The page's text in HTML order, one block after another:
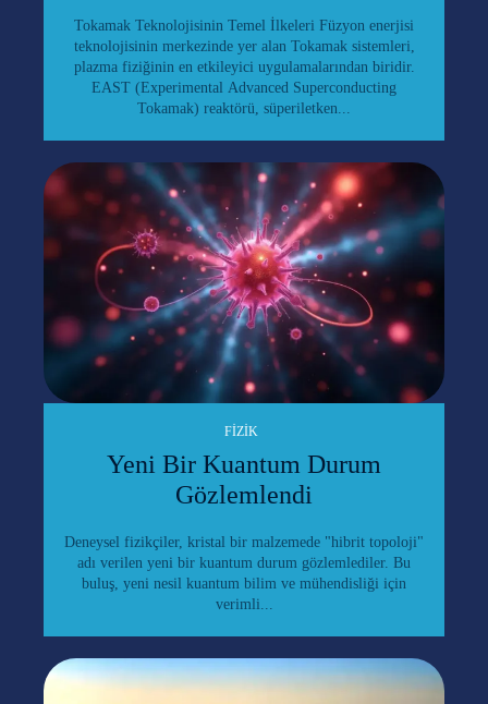
Tokamak Teknolojisinin Temel İlkeleri Füzyon enerjisi
teknolojisinin merkezinde yer alan Tokamak sistemleri,
plazma fiziğinin en etkileyici uygulamalarından biridir.
EAST (Experimental Advanced Superconducting
Tokamak) reaktörü, süperiletken...
FIZIK
Yeni Bir Kuantum Durum
Gözlemlendi
Deneysel fizikçiler, kristal bir malzemede "hibrit topoloji"
adı verilen yeni bir kuantum durum gözlemlediler. Bu
buluş, yeni nesil kuantum bilim ve mühendisliği için
verimli...